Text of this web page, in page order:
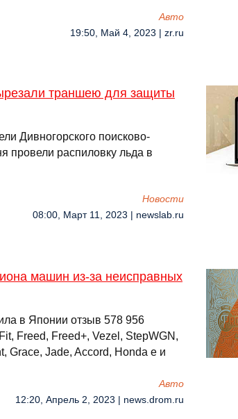
Авто
19:50, Май 4, 2023 | zr.ru
траншею для защиты
Дивногорского поисково-
провели распиловку льда в
Новости
08:00, Март 11, 2023 | newslab.ru
машин из-за неисправных
в Японии отзыв 578 956
Freed, Freed+, Vezel, StepWGN,
Grace, Jade, Accord, Honda e и
Авто
12:20, Апрель 2, 2023 | news.drom.ru